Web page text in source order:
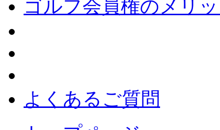
ゴルフ会員権のメリ
よくあるご質問